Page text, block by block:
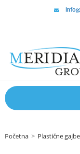
Početna > Plastične gajbe